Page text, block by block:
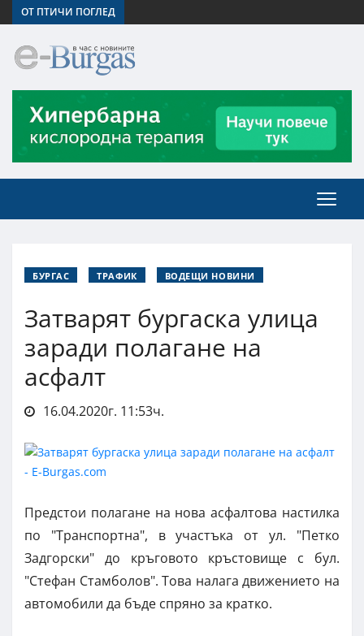
ОТ ПТИЧИ ПОГЛЕД
БУРГАС ТРАФИК ВОДЕЩИ НОВИНИ
Затварят бургаска улица
заради полагане на
асфалт
16.04.2020г. 11:53ч.
Предстои полагане на нова асфалтова настилка
по "Транспортна", в участъка от ул. "Петко
Задгорски" до кръговото кръстовище с бул.
"Стефан Стамболов". Това налага движението на
автомобили да бъде спряно за кратко.